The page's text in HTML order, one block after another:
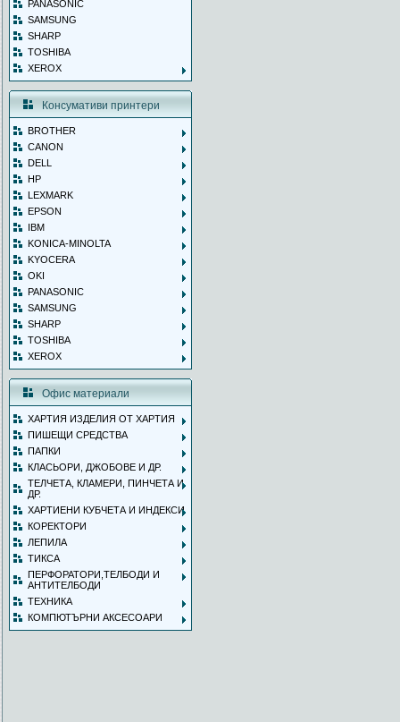
PANASONIC
SAMSUNG
SHARP
TOSHIBA
XEROX
Консумативи принтери
BROTHER
CANON
DELL
HP
LEXMARK
EPSON
IBM
KONICA-MINOLTA
KYOCERA
OKI
PANASONIC
SAMSUNG
SHARP
TOSHIBA
XEROX
Офис материали
ХАРТИЯ ИЗДЕЛИЯ ОТ ХАРТИЯ
ПИШЕЩИ СРЕДСТВА
ПАПКИ
КЛАСЬОРИ, ДЖОБОВЕ И ДР.
ТЕЛЧЕТА, КЛАМЕРИ, ПИНЧЕТА И
ДР.
ХАРТИЕНИ КУБЧЕТА И ИНДЕКСИ
КОРЕКТОРИ
ЛЕПИЛА
ТИКСА
ПЕРФОРАТОРИ,ТЕЛБОДИ И
АНТИТЕЛБОДИ
ТЕХНИКА
КОМПЮТЪРНИ АКСЕСОАРИ